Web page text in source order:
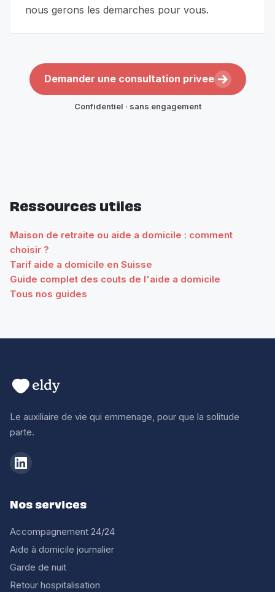
nous gerons les demarches pour vous.
Demander une consultation privee
Confidentiel · sans engagement
Ressources utiles
Maison de retraite ou aide a domicile : comment
choisir ?
Tarif aide a domicile en Suisse
Guide complet des couts de l'aide a domicile
Tous nos guides
Le auxiliaire de vie qui emmenage, pour que la solitude
parte.
Nos services
Accompagnement 24/24
Aide à domicile journalier
Garde de nuit
Retour hospitalisation